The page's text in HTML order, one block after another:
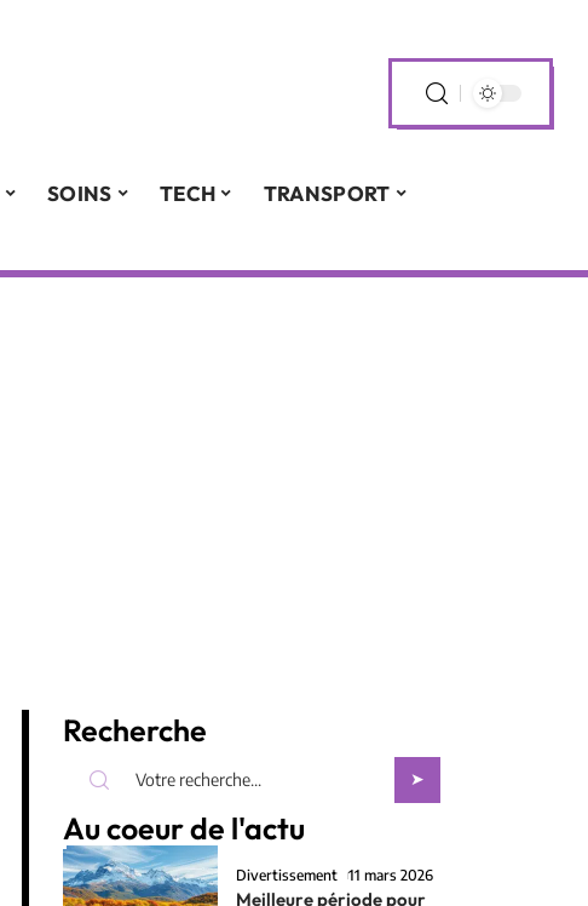
SOINS TECH
TRANSPORT
Recherche
Au coeur de l'actu
Divertissement 11 mars 2026
Meilleure période pour